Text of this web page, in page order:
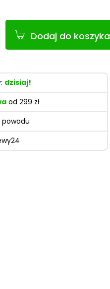
Dodaj do koszyka
dzisiaj!
od 299 zł
powodu